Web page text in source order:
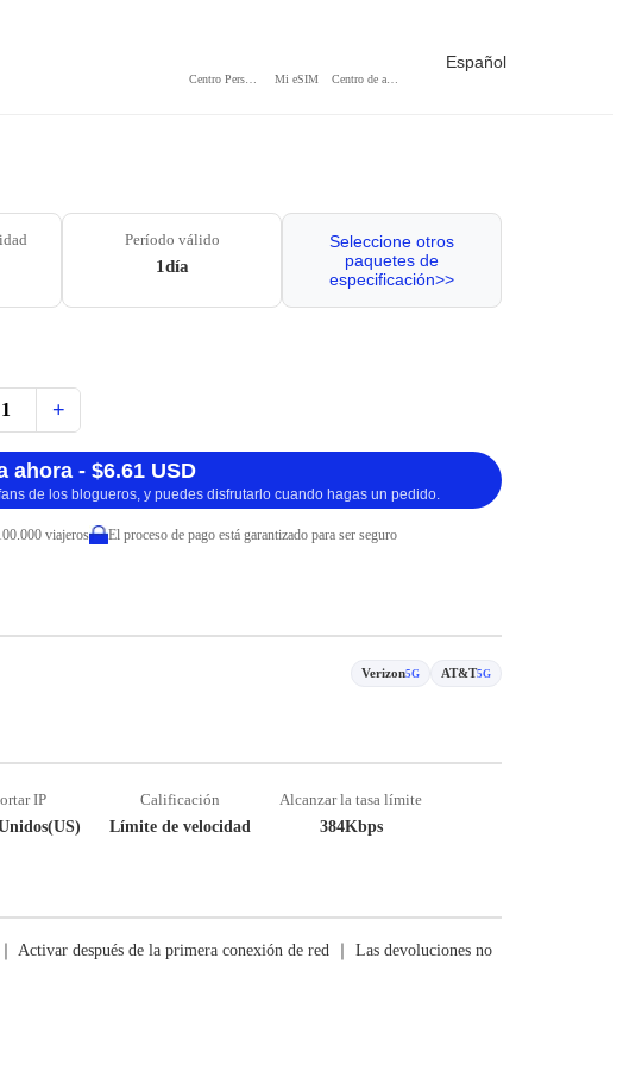
Mi eSIM
Español
Período válido
1día
Seleccione otros
paquetes de
especificación>>
1 +
ahora - $6.61 USD
de los blogueros, y puedes disfrutarlo cuando hagas un pedido.
viajeros El proceso de pago está garantizado para ser seguro
Verizon5G AT&T5G
IP
Calificación
Límite de velocidad
Alcanzar la tasa límite
384Kbps
Activar después de la primera conexión de red ｜ Las devoluciones no